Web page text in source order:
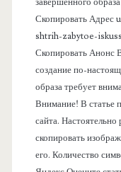
Скопировать
shtrih-zabytoe-
Скопировать Анонс
создание по-
образа требует
Внимание! В статье
сайта.
скопировать
его. Количество